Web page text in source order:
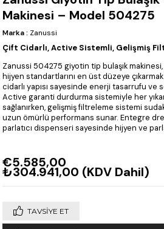
Makinesi – Model 504275
Marka : Zanussi
Çift Cidarlı, Active Sistemli, Gelişmiş
Zanussi 504275 giyotin tip bulaşık
hijyen standartlarını en üst düzeye
cidarlı yapısı sayesinde enerji tasarrufu ve
Active garanti durdurma sistemiyle her
sağlanırken, gelişmiş filtreleme sistemi
uzun ömürlü performans sunar. Entegre
parlatıcı dispenseri sayesinde hijyen ve
€5.585,00
₺304.941,00 (KDV Dahil)
TAVSIYE ET